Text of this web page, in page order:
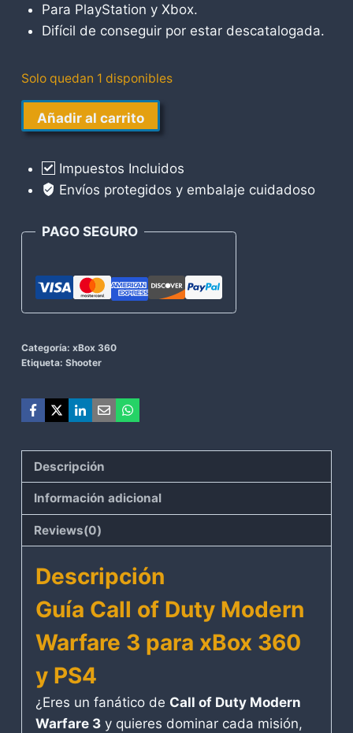
Para PlayStation y Xbox.
Difícil de conseguir por estar descatalogada.
Solo quedan 1 disponibles
Guía
Call
Duty
Modern
3
Añadir al carrito
Impuestos Incluidos
Envíos protegidos y embalaje cuidadoso
PAGO SEGURO
Categoría: xBox 360
Etiqueta: Shooter
Descripción
Información adicional
Reviews(0)
Descripción
Guía Call of Duty Modern
Warfare 3 para xBox 360
y PS4
¿Eres un fanático de Call of Duty Modern
Warfare 3 y quieres dominar cada misión,